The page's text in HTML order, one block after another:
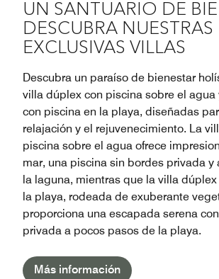
UN SANTUARIO DE
DESCUBRA NUESTRAS
EXCLUSIVAS VILLAS
Descubra un paraíso de bienestar
villa dúplex con piscina sobre el
con piscina en la playa, diseñadas
relajación y el rejuvenecimiento. La
piscina sobre el agua ofrece
mar, una piscina sin bordes privada y
la laguna, mientras que la villa
la playa, rodeada de exuberante
proporciona una escapada serena
privada a pocos pasos de la playa.
Más información